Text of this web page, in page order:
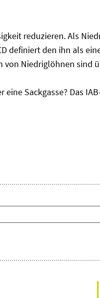
reduzieren. Als
definiert den ihn als
Niedriglöhnen sind
Sackgasse? Das